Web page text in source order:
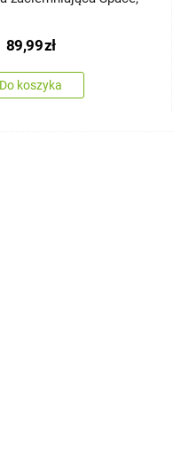
89,99zł
Do koszyka